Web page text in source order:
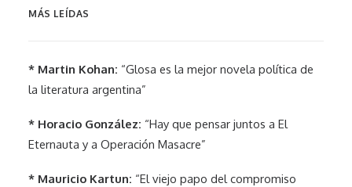
MÁS LEÍDAS
* Martin Kohan: “Glosa es la mejor novela política de
la literatura argentina”
* Horacio González: “Hay que pensar juntos a El
Eternauta y a Operación Masacre”
* Mauricio Kartun: “El viejo papo del compromiso